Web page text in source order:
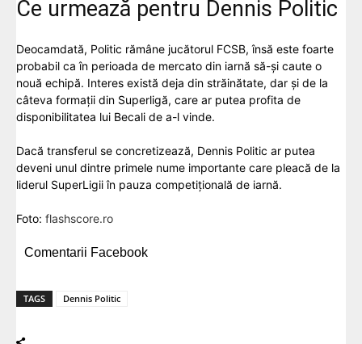
Ce urmează pentru Dennis Politic
Deocamdată, Politic rămâne jucătorul FCSB, însă este foarte
probabil ca în perioada de mercato din iarnă să-și caute o
nouă echipă. Interes există deja din străinătate, dar și de la
câteva formații din Superligă, care ar putea profita de
disponibilitatea lui Becali de a-l vinde.
Dacă transferul se concretizează, Dennis Politic ar putea
deveni unul dintre primele nume importante care pleacă de la
liderul SuperLigii în pauza competițională de iarnă.
Foto: flashscore.ro
Comentarii Facebook
TAGS Dennis Politic